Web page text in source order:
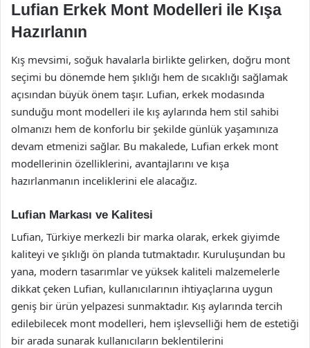
Lufian Erkek Mont Modelleri ile Kışa
Hazırlanın
Kış mevsimi, soğuk havalarla birlikte gelirken, doğru mont
seçimi bu dönemde hem şıklığı hem de sıcaklığı sağlamak
açısından büyük önem taşır. Lufian, erkek modasında
sunduğu mont modelleri ile kış aylarında hem stil sahibi
olmanızı hem de konforlu bir şekilde günlük yaşamınıza
devam etmenizi sağlar. Bu makalede, Lufian erkek mont
modellerinin özelliklerini, avantajlarını ve kışa
hazırlanmanın inceliklerini ele alacağız.
Lufian Markası ve Kalitesi
Lufian, Türkiye merkezli bir marka olarak, erkek giyimde
kaliteyi ve şıklığı ön planda tutmaktadır. Kuruluşundan bu
yana, modern tasarımlar ve yüksek kaliteli malzemelerle
dikkat çeken Lufian, kullanıcılarının ihtiyaçlarına uygun
geniş bir ürün yelpazesi sunmaktadır. Kış aylarında tercih
edilebilecek mont modelleri, hem işlevselliği hem de estetiği
bir arada sunarak kullanıcıların beklentilerini